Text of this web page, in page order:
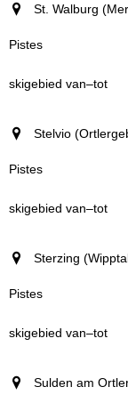
St. Walburg
Stelvio
Sterzing
Sulden am